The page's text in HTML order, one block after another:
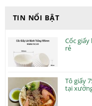
TIN NỔI BẬT
Cốc
rẻ
Tô giấy
tại